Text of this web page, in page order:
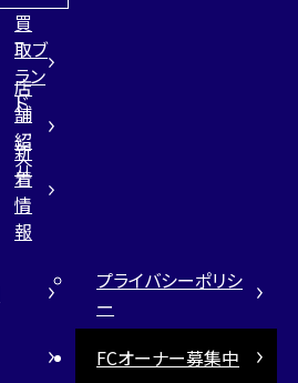
買
取ブ
ラン
ド
店
舗
紹
介
新
着
情
報
プライバシーポリシ
ー
FCオーナー募集中